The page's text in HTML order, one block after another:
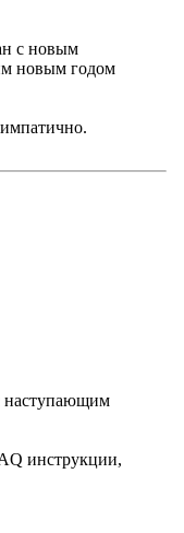
с новым
новым годом
наступающим
инструкции,